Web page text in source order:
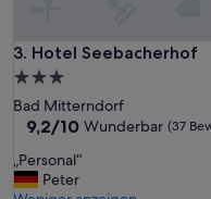
3. Hotel Seebacherhof
Hotel Seebacherhof
3.0-
Sterne-
Unterkunft
Bad Mitterndorf
9.2
10,
Wunderbar,
9,2/10 Wunderbar (37
P
„Personal“
Peter